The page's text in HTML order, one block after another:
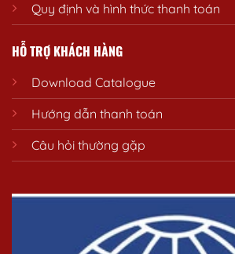
Quy định và hình thức thanh toán
HỖ TRỢ KHÁCH HÀNG
Download Catalogue
Hướng dẫn thanh toán
Câu hỏi thường gặp